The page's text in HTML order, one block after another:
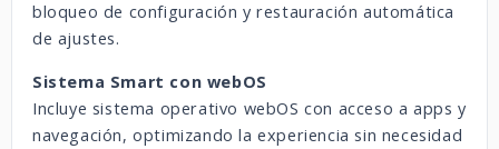
bloqueo de configuración y restauración automática
de ajustes.
Sistema Smart con webOS
Incluye sistema operativo webOS con acceso a apps y
navegación, optimizando la experiencia sin necesidad